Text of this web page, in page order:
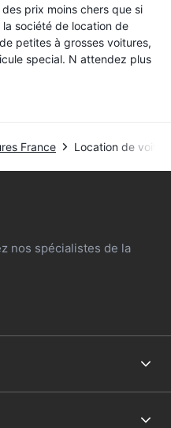
prix moins chers que si
société de location de
petites à grosses voitures,
special. N attendez plus
France Location de
nos spécialistes de la